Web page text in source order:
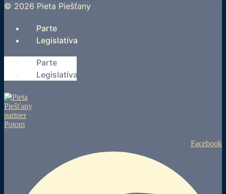
© 2026 Pieta Piešťany
Parte
Legislatíva
Parte
Legislatíva
Facebook